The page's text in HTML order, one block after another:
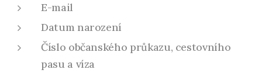
E-mail
Datum narození
Číslo občanského průkazu, cestovního
pasu a víza